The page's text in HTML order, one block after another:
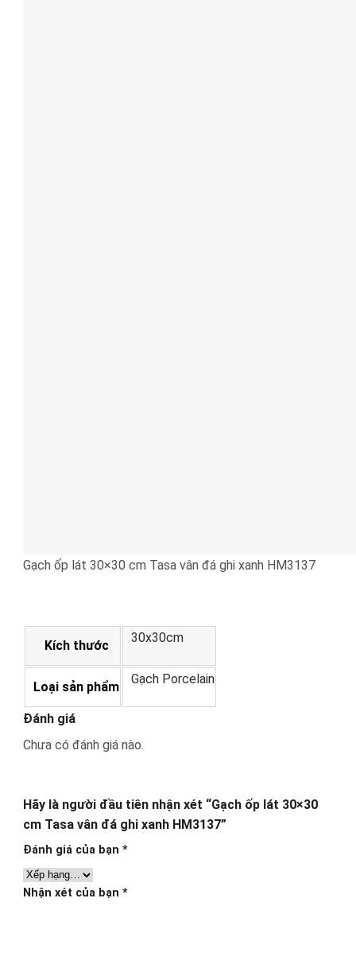
Gạch ốp lát 30×30 cm Tasa vân đá ghi xanh HM3137
Kích thước
30x30cm
Loại sản phẩm
Gạch Porcelain
Đánh giá
Chưa có đánh giá nào.
Hãy là người đầu tiên nhận xét “Gạch ốp lát 30×30
cm Tasa vân đá ghi xanh HM3137”
Đánh giá của bạn *
Nhận xét của bạn *